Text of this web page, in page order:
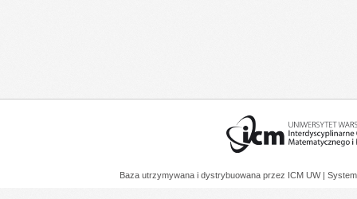
Baza utrzymywana i dystrybuowana przez ICM UW |